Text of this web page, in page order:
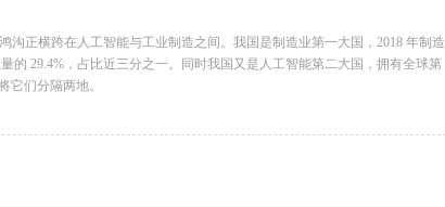
沟正横跨在人工智能与工业制造之间。我国是制造业第一大国，2018 年制造
的 29.4%，占比近三分之一。同时我国又是人工智能第二大国，拥有全球第
它们分隔两地。